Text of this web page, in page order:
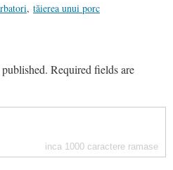
, tăierea unui porc
Required fields are
inca 1000 caractere ramase